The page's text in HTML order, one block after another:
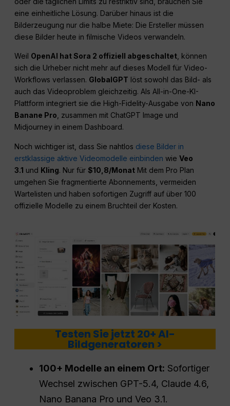
eine einheitliche Lösung. Darüber hinaus ist die
Bilderzeugung nur die halbe Miete: Die Ersteller müssen
diese Bilder heute in filmische Videos verwandeln.
Weil OpenAI hat Sora 2 offiziell abgeschaltet , können
sich die Urheber nicht mehr auf dieses Modell für Video-
Workflows verlassen. GlobalGPT löst sowohl das Bild- als
auch das Videoproblem gleichzeitig. Als All-in-One-KI-
Plattform integriert sie die High-Fidelity-Ausgabe von Nano
Banane Pro , zusammen mit ChatGPT Image und
Midjourney in einem Dashboard.
Noch wichtiger ist, dass Sie nahtlos diese Bilder in
erstklassige aktive Videomodelle einbinden wieVeo
3.1 und Kling. Nur für$10,8/Monat Mit dem Pro Plan
umgehen Sie fragmentierte Abonnements, vermeiden
Wartelisten und haben sofortigen Zugriff auf über 100
offizielle Modelle zu einem Bruchteil der Kosten.
Testen Sie jetzt 20+ AI-
Bildgeneratoren >
100+ Modelle an einem Ort: Sofortiger
Wechsel zwischen GPT-5.4, Claude 4.6,
Nano Banana Pro und Veo 3.1.